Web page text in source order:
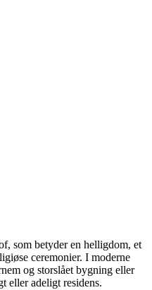
som betyder en helligdom, et
ceremonier. I moderne
og storslået bygning eller
eller adeligt residens.